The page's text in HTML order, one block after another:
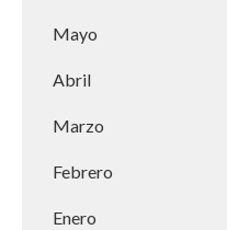
Mayo
Abril
Marzo
Febrero
Enero